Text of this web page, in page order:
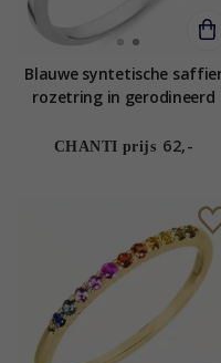
Blauwe syntetische
rozetring in gerodineerd
CHANTI prijs 62,-